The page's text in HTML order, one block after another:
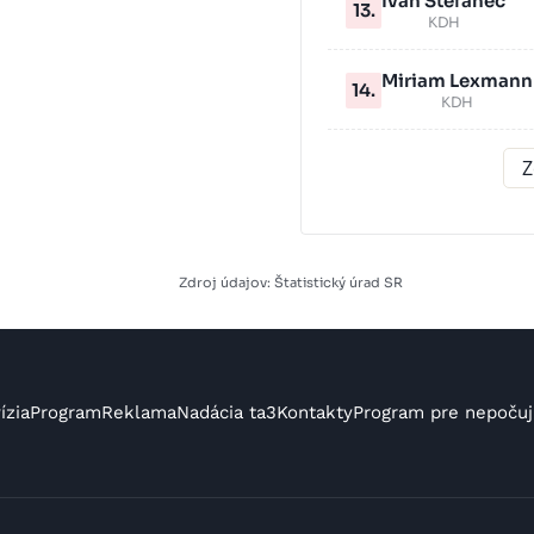
13.
KDH
14. Miriam Lexmann
KDH
Zdroj údajov: Štatistický úrad SR
ProgramReklamaNadácia ta3KontaktyProgram pre